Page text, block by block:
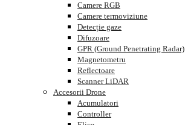
Camere RGB
Camere termoviziune
Detecție gaze
Difuzoare
GPR (Ground Penetrating Radar)
Magnetometru
Reflectoare
Scanner LiDAR
Accesorii Drone
Acumulatori
Controller